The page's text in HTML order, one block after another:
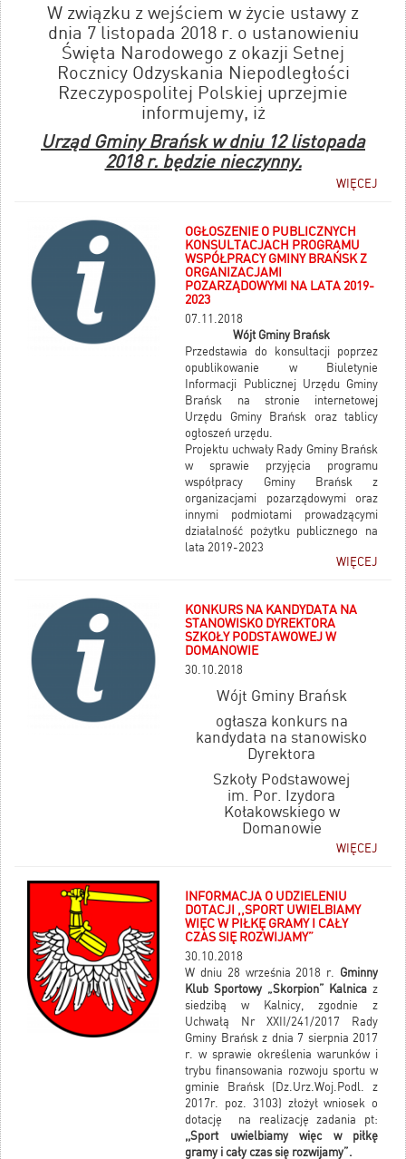
W związku z wejściem w życie ustawy z
dnia 7 listopada 2018 r. o ustanowieniu
Święta Narodowego z okazji Setnej
Rocznicy Odzyskania Niepodległości
Rzeczypospolitej Polskiej uprzejmie
informujemy, iż
Urząd Gminy Brańsk w dniu 12 listopada
2018 r. będzie nieczynny.
WIĘCEJ
OGŁOSZENIE O PUBLICZNYCH
KONSULTACJACH PROGRAMU
WSPÓŁPRACY GMINY BRAŃSK Z
ORGANIZACJAMI
POZARZĄDOWYMI NA LATA 2019-
2023
07.11.2018
Wójt Gminy Brańsk
Przedstawia do konsultacji poprzez
opublikowanie w Biuletynie
Informacji Publicznej Urzędu Gminy
Brańsk na stronie internetowej
Urzędu Gminy Brańsk oraz tablicy
ogłoszeń urzędu.
Projektu uchwały Rady Gminy Brańsk
w sprawie przyjęcia programu
współpracy Gminy Brańsk z
organizacjami pozarządowymi oraz
innymi podmiotami prowadzącymi
działalność pożytku publicznego na
lata 2019-2023
Termin rozpoczęcia konsultacji: 9
listopada 2018r.
WIĘCEJ
KONKURS NA KANDYDATA NA
STANOWISKO DYREKTORA
SZKOŁY PODSTAWOWEJ W
DOMANOWIE
30.10.2018
Wójt Gminy Brańsk
ogłasza konkurs na
kandydata na stanowisko
Dyrektora
Szkoły Podstawowej
im. Por. Izydora
Kołakowskiego w
Domanowie
WIĘCEJ
INFORMACJA O UDZIELENIU
DOTACJI ,,SPORT UWIELBIAMY
WIĘC W PIŁKĘ GRAMY I CAŁY
CZAS SIĘ ROZWIJAMY”
30.10.2018
W dniu 28 września 2018 r.
Gminny
Klub Sportowy „Skorpion” Kalnica z
siedzibą w Kalnicy, zgodnie z
Uchwałą Nr XXII/241/2017 Rady
Gminy Brańsk z dnia 7 sierpnia 2017
r. w sprawie określenia warunków i
trybu finansowania rozwoju sportu w
gminie Brańsk (Dz.Urz.Woj.Podl. z
2017r. poz. 3103) złożył wniosek o
dotację na realizację zadania pt:
,,Sport uwielbiamy więc w piłkę
gramy i cały czas się rozwijamy”.